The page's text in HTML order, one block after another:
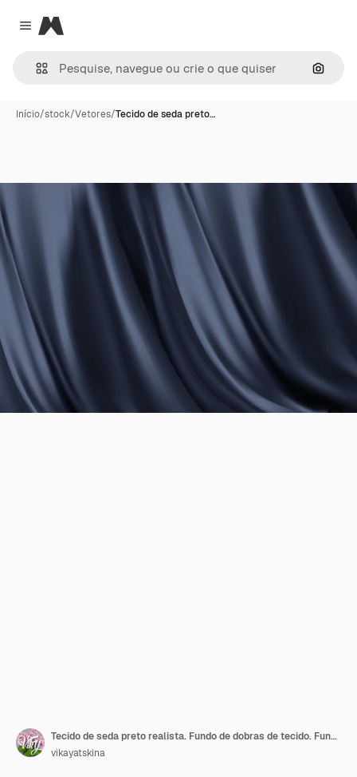
Close menu
Magnific
Início/stock/Vetores/Tecido de seda preto…
Tecido de seda preto realista. Fundo de dobras de tecido. Fundo de cortina de seda preta. Ilustração vetorial EPS10
vikayatskina